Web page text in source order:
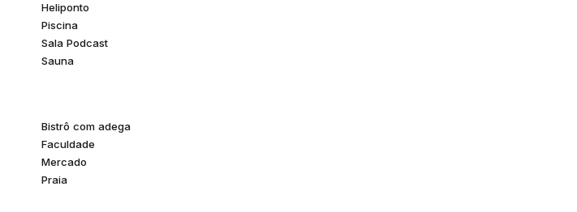
Heliponto
Piscina
Sala Podcast
Sauna
Bistrô com adega
Faculdade
Mercado
Praia